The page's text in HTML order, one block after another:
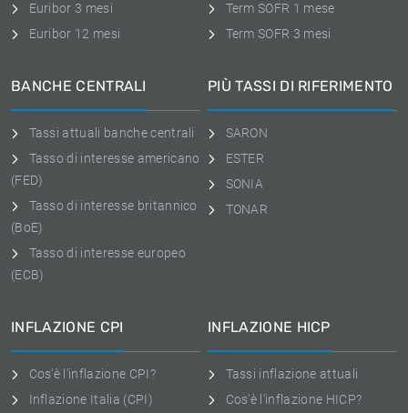
Euribor 3 mesi
Euribor 12 mesi
Term SOFR 1 mese
Term SOFR 3 mesi
BANCHE CENTRALI
Tassi attuali banche centrali
Tasso di interesse americano
(FED)
Tasso di interesse britannico
(BoE)
Tasso di interesse europeo
(ECB)
PIÙ TASSI DI RIFERIMENTO
SARON
ESTER
SONIA
TONAR
INFLAZIONE CPI
Cos'è l'inflazione CPI?
Inflazione Italia (CPI)
INFLAZIONE HICP
Tassi inflazione attuali
Cos'è l'inflazione HICP?